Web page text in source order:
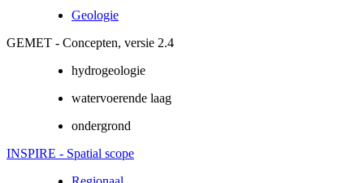
Geologie
GEMET - Concepten, versie 2.4
hydrogeologie
watervoerende laag
ondergrond
INSPIRE - Spatial scope